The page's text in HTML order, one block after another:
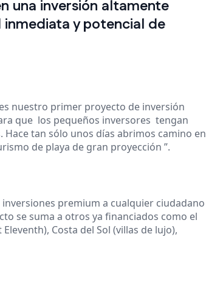
una inversión altamente
y potencial de
es nuestro primer proyecto de inversión
que los pequeños inversores tengan
tan sólo unos días abrimos camino en
de playa de gran proyección ”.
premium a cualquier ciudadano
se suma a otros ya financiados como el
Costa del Sol (villas de lujo),